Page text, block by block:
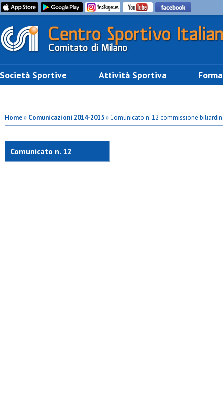
Società Sportive Attività Sportiva
Home» Comunicazioni 2014-2015» Comunicato n. 12 commissione
Comunicato n. 12